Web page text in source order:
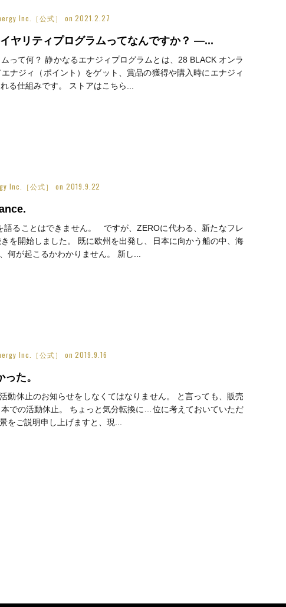
Inc.［公式］ on2021.2.27
ヤリティプログラムってなんですか？ ―...
って何？ 静かなるエナジィプログラムとは、28 BLACK オンラ
ナジィ（ポイント）をゲット、賞品の獲得や購入時にエナジィ
る仕組みです。 ストアはこちら...
Inc.［公式］ on 2019.9.22
語ることはできません。 ですが、ZEROに代わる、新たなフレ
を開始しました。 既に欧州を出発し、日本に向かう船の中、海
何が起こるかわかりません。 新し...
Inc.［公式］ on2019.9.16
た。
動休止のお知らせをしなくてはなりません。 と言っても、販売
での活動休止。 ちょっと気分転換に…位に考えておいていただ
をご説明申し上げますと、現...